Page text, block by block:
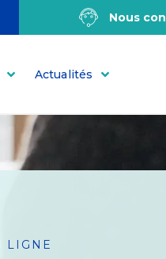
Nous
Actualités
LIGNE